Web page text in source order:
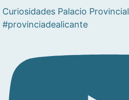
Curiosidades Palacio Provincial
#provinciadealicante